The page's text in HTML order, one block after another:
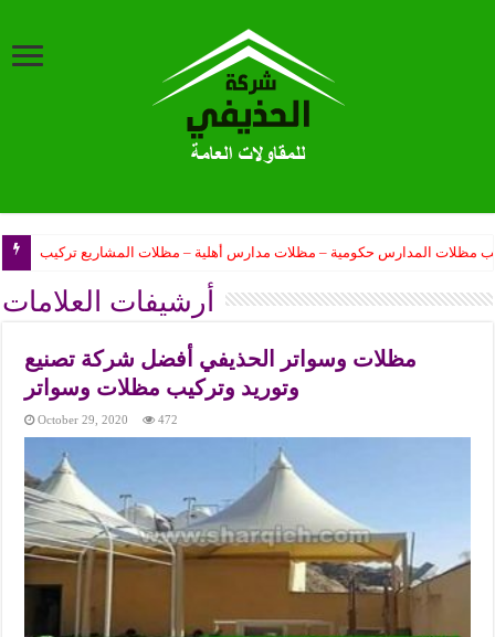
مظلات المدارس حكومية – مظلات مدارس أهلية – مظلات المشاريع تركيب
أرشيفات العلامات
مظلات وسواتر الحذيفي أفضل شركة تصنيع
وتوريد وتركيب مظلات وسواتر
October 29, 2020 472